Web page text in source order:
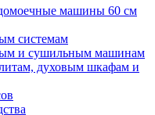
машины 60 см
системам
и сушильным машинам
духовым шкафам и